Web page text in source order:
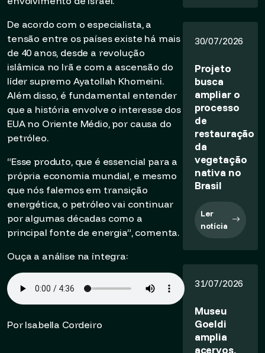
De acordo com o especialista, a
tensão entre os países existe há mais
de 40 anos, desde a revolução
islâmica no Irã e com a ascensão do
líder supremo Ayatollah Khomeini.
Além disso, é fundamental entender
que a história envolve o interesse dos
EUA no Oriente Médio, por causa do
petróleo.
“Esse produto, que é essencial para a
própria economia mundial, e mesmo
que nós falemos em transição
energética, o petróleo vai continuar
por algumas décadas como a
principal fonte de energia”, comenta.
Ouça a análise na íntegra:
Por Isabella Cordeiro
30/07/2026
Projeto
busca
ampliar o
processo
de
restauração
da
vegetação
nativa no
Brasil
Ler
notícia
31/07/2026
Museu
Goeldi
amplia
acervos,